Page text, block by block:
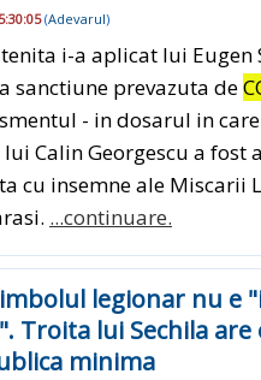
(Adevarul)
i-a aplicat lui Eugen
sanctiune prevazuta de
- in dosarul in
Calin Georgescu a fost
cu insemne ale Miscarii
...continuare.
legionar nu e
Troita lui Sechila are
minima